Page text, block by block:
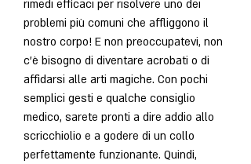
rimedi efficaci per risolvere uno dei
problemi più comuni che affliggono il
nostro corpo! E non preoccupatevi, non
c'è bisogno di diventare acrobati o di
affidarsi alle arti magiche. Con pochi
semplici gesti e qualche consiglio
medico, sarete pronti a dire addio allo
scricchiolio e a godere di un collo
perfettamente funzionante. Quindi,